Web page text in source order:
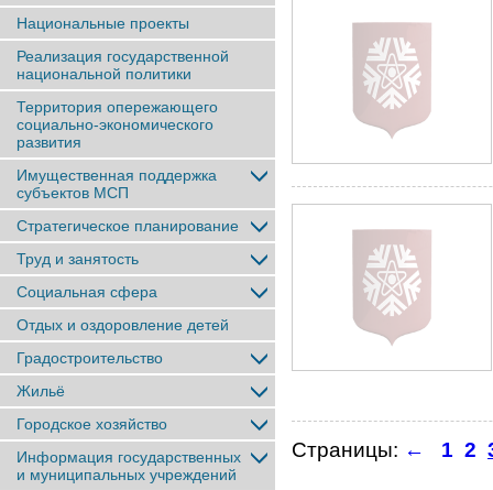
Национальные проекты
Реализация государственной
национальной политики
Территория опережающего
социально-экономического
развития
Имущественная поддержка
субъектов МСП
Стратегическое планирование
Труд и занятость
Социальная сфера
Отдых и оздоровление детей
Градостроительство
Жильё
Городское хозяйство
Информация государственных
и муниципальных учреждений
Страницы: ← 1 2